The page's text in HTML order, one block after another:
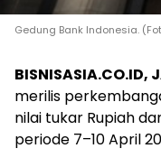
Gedung Bank Indonesia.
BISNISASIA.CO.ID,
merilis
nilai tukar Rupiah
periode 7–10 April